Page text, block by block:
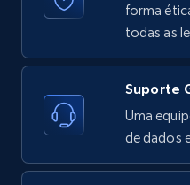
Target - Discover
URL, Product id, Title,
Rating, Reviews count,
forma
todas as
Suporte
Uma
de dados